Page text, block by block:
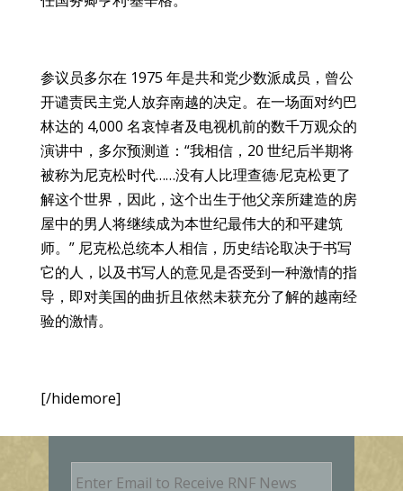
参议员多尔在 1975 年是共和党少数派成员，曾公
开谴责民主党人放弃南越的决定。在一场面对约巴
林达的 4,000 名哀悼者及电视机前的数千万观众的
演讲中，多尔预测道：“我相信，20 世纪后半期将
被称为尼克松时代……没有人比理查德·尼克松更了
解这个世界，因此，这个出生于他父亲所建造的房
屋中的男人将继续成为本世纪最伟大的和平建筑
师。” 尼克松总统本人相信，历史结论取决于书写
它的人，以及书写人的意见是否受到一种激情的指
导，即对美国的曲折且依然未获充分了解的越南经
验的激情。
[/hidemore]
E
m